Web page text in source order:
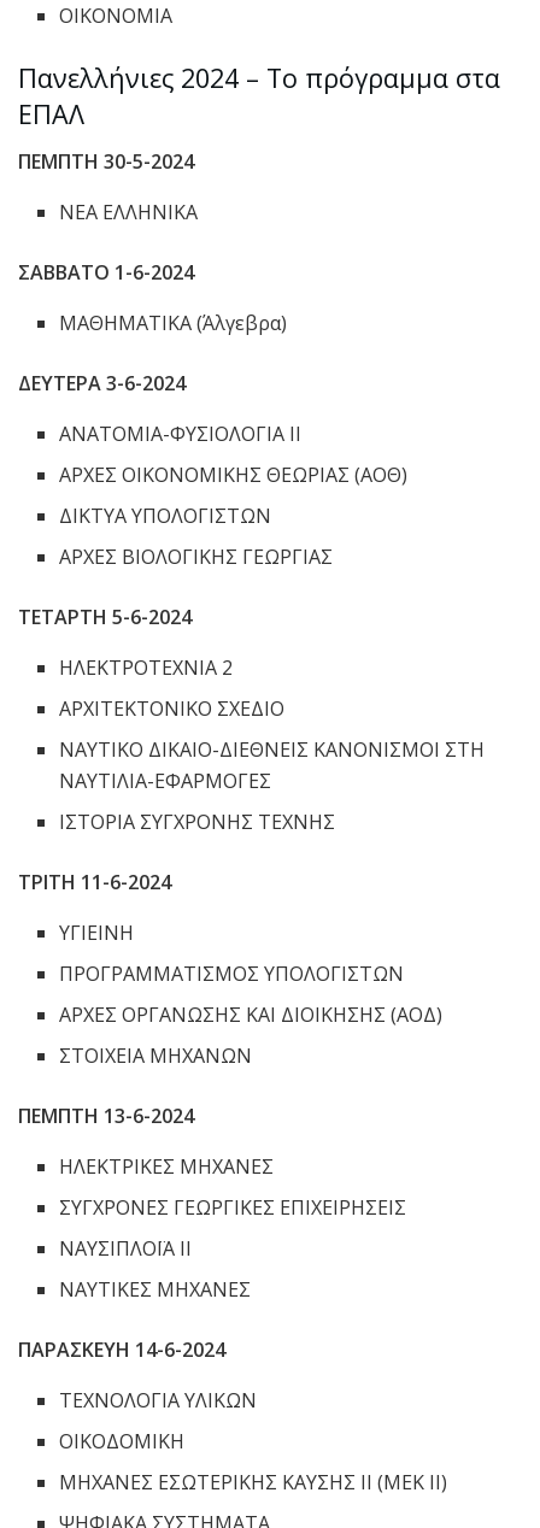
ΟΙΚΟΝΟΜΙΑ
Πανελλήνιες 2024 – Το πρόγραμμα στα
ΕΠΑΛ
ΠΕΜΠΤΗ 30-5-2024
ΝΕΑ ΕΛΛΗΝΙΚΑ
ΣΑΒΒΑΤΟ 1-6-2024
ΜΑΘΗΜΑΤΙΚΑ (Άλγεβρα)
ΔΕΥΤΕΡΑ 3-6-2024
ΑΝΑΤΟΜΙΑ-ΦΥΣΙΟΛΟΓΙΑ II
ΑΡΧΕΣ ΟΙΚΟΝΟΜΙΚΗΣ ΘΕΩΡΙΑΣ (ΑΟΘ)
ΔΙΚΤΥΑ ΥΠΟΛΟΓΙΣΤΩΝ
ΑΡΧΕΣ ΒΙΟΛΟΓΙΚΗΣ ΓΕΩΡΓΙΑΣ
ΤΕΤΑΡΤΗ 5-6-2024
ΗΛΕΚΤΡΟΤΕΧΝΙΑ 2
ΑΡΧΙΤΕΚΤΟΝΙΚΟ ΣΧΕΔΙΟ
ΝΑΥΤΙΚΟ ΔΙΚΑΙΟ-ΔΙΕΘΝΕΙΣ ΚΑΝΟΝΙΣΜΟΙ ΣΤΗ
ΝΑΥΤΙΛΙΑ-ΕΦΑΡΜΟΓΕΣ
ΙΣΤΟΡΙΑ ΣΥΓΧΡΟΝΗΣ ΤΕΧΝΗΣ
ΤΡΙΤΗ 11-6-2024
ΥΓΙΕΙΝΗ
ΠΡΟΓΡΑΜΜΑΤΙΣΜΟΣ ΥΠΟΛΟΓΙΣΤΩΝ
ΑΡΧΕΣ ΟΡΓΑΝΩΣΗΣ ΚΑΙ ΔΙΟΙΚΗΣΗΣ (ΑΟΔ)
ΣΤΟΙΧΕΙΑ ΜΗΧΑΝΩΝ
ΠΕΜΠΤΗ 13-6-2024
ΗΛΕΚΤΡΙΚΕΣ ΜΗΧΑΝΕΣ
ΣΥΓΧΡΟΝΕΣ ΓΕΩΡΓΙΚΕΣ ΕΠΙΧΕΙΡΗΣΕΙΣ
ΝΑΥΣΙΠΛΟΪΑ ΙΙ
ΝΑΥΤΙΚΕΣ ΜΗΧΑΝΕΣ
ΠΑΡΑΣΚΕΥΗ 14-6-2024
ΤΕΧΝΟΛΟΓΙΑ ΥΛΙΚΩΝ
ΟΙΚΟΔΟΜΙΚΗ
ΜΗΧΑΝΕΣ ΕΣΩΤΕΡΙΚΗΣ ΚΑΥΣΗΣ II (ΜΕΚ ΙΙ)